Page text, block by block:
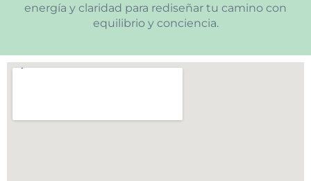
energía y claridad para rediseñar tu camino con
equilibrio y conciencia.